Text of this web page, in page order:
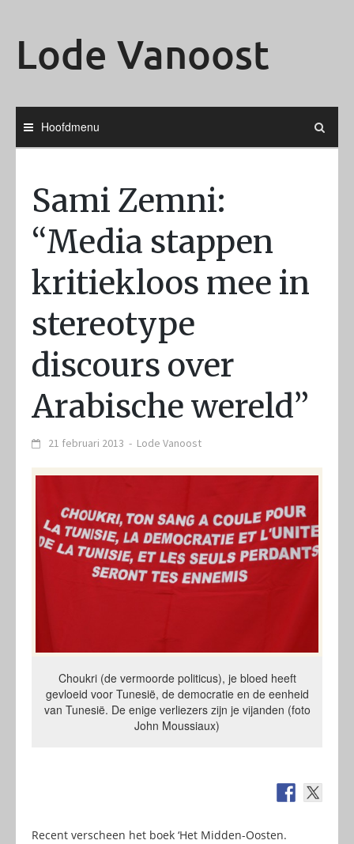
Lode Vanoost
Hoofdmenu
Sami Zemni:
“Media stappen
kritiekloos mee in
stereotype
discours over
Arabische wereld”
21 februari 2013 - Lode Vanoost
Choukri (de vermoorde politicus), je bloed heeft
gevloeid voor Tunesië, de democratie en de eenheid
van Tunesië. De enige verliezers zijn je vijanden (foto
John Moussiaux)
Recent verscheen het boek ‘Het Midden-Oosten.